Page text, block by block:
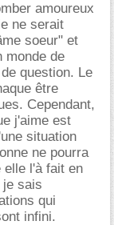
amoureux
ne serait
soeur" et
monde de
question. Le
être
Cependant,
j'aime est
situation
ne pourra
elle l'à fait en
je sais
qui
infini.